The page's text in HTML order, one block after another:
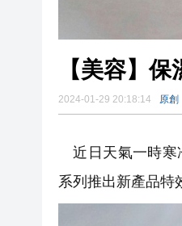
【美容】
2024-01-29 20:18:14 原創
近日天氣一時寒
系列推出新產品特